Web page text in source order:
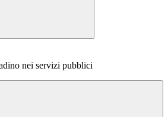
nei servizi pubblici